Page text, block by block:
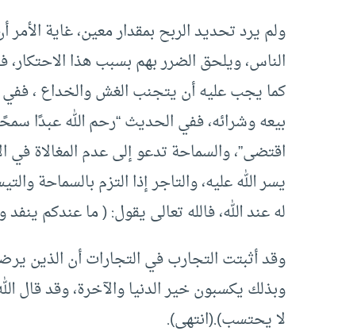
ولم يرد تحديد الربح بمقدار معين، غاية
الناس، ويلحق الضرر بهم بسبب هذا الاحتكار،
كما يجب عليه أن يتجنب الغش والخداع ،
بيعه وشرائه، ففي الحديث “رحم الله عبدًا
اقتضى”، والسماحة تدعو إلى عدم المغالاة في
يسر الله عليه، والتاجر إذا التزم بالسماحة
له عند الله، فالله تعالى يقول: ( ما عندكم ينفد
وقد أثبتت التجارب في التجارات أن الذين
وبذلك يكسبون خير الدنيا والآخرة، وقد قال
لا يحتسب).(انتهى).